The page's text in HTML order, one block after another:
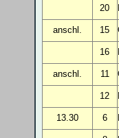
20
anschl. 15
16
anschl. 11
12
13.30 6